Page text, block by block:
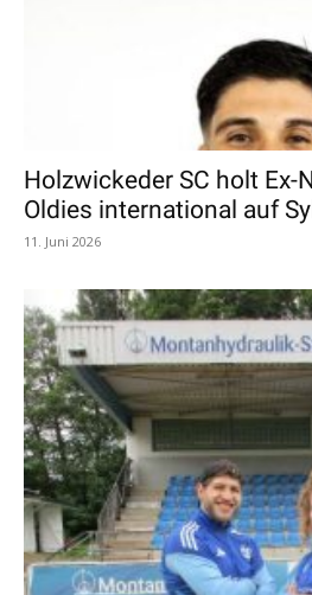
Holzwickeder SC holt Ex-
Oldies international auf
11. Juni 2026